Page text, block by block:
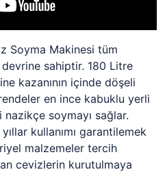
Soyma Makinesi tüm
sahiptir. 180 Litre
kazanının içinde döşeli
en ince kabuklu yerli
soymayı sağlar.
kullanımı garantilemek
malzemeler tercih
cevizlerin kurutulmaya